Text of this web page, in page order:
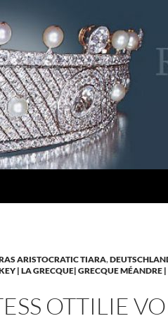
ARISTOCRATIC TIARA,
| LA GRECQUE| GRECQUE MÉANDRE
OTTILIE